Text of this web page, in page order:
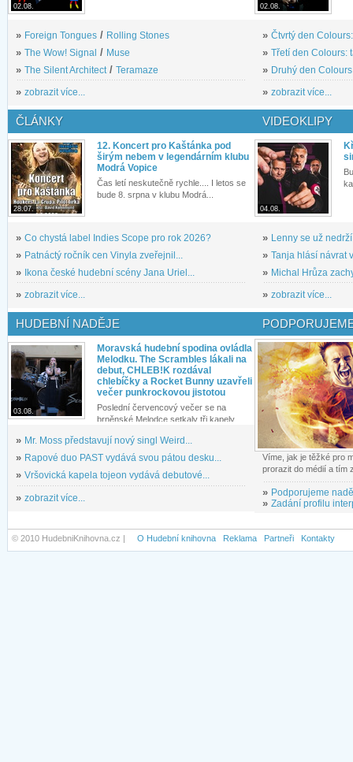
02.08.
» Foreign Tongues / Rolling Stones
» The Wow! Signal / Muse
» The Silent Architect / Teramaze
» zobrazit více...
02.08.
» Čtvrtý den
» Třetí den Colours:
» Druhý den
» zobrazit více...
ČLÁNKY
28.07.
12. Koncert pro Kaštánka pod
širým nebem v legendárním klubu
Modrá Vopice
Čas letí neskutečně rychle.... I letos se
bude 8. srpna v klubu Modrá...
» Co chystá label Indies Scope pro rok 2026?
» Patnáctý ročník cen Vinyla zveřejnil...
»
Ikona české hudební scény Jana Uriel...
» zobrazit více...
VIDEOKLIPY
04.08.
» Lenny se už
» Tanja hlásí návrat
» Michal Hrůza
» zobrazit více...
HUDEBNÍ NADĚJE
03.08.
Moravská hudební spodina ovládla
Melodku. The Scrambles lákali na
debut, CHLEB!K rozdával
chlebíčky a Rocket Bunny uzavřeli
večer punkrockovou jistotou
Poslední červencový večer se na
brněnské Melodce setkaly tři kapely...
» Mr. Moss představují nový singl Weird...
» Rapové duo PAST vydává svou pátou desku...
» Vršovická kapela tojeon vydává debutové...
» zobrazit více...
Víme, jak je těžké pro
prorazit do médií a tím
» Podporujeme
» Zadání profilu
© 2010 HudebniKnihovna.cz | O Hudební knihovna Reklama Partneři Kontakty